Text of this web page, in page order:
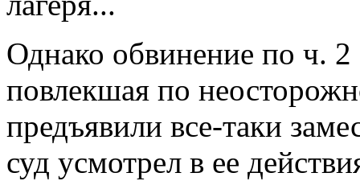
Однако обвинение по ч.
повлекшая по
предъявили все-таки
суд усмотрел в ее